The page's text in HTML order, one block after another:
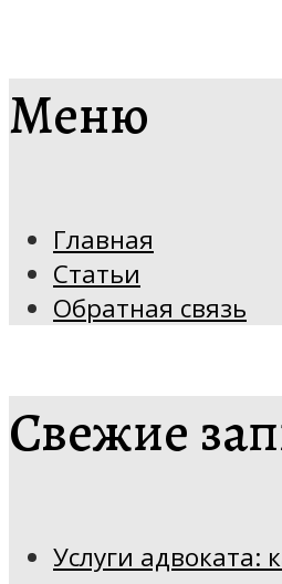
Меню
Главная
Статьи
Обратная связь
Свежие
Услуги адвоката: